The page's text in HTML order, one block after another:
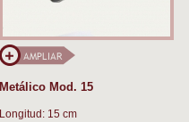
Metálico Mod. 15
Longitud: 15 cm